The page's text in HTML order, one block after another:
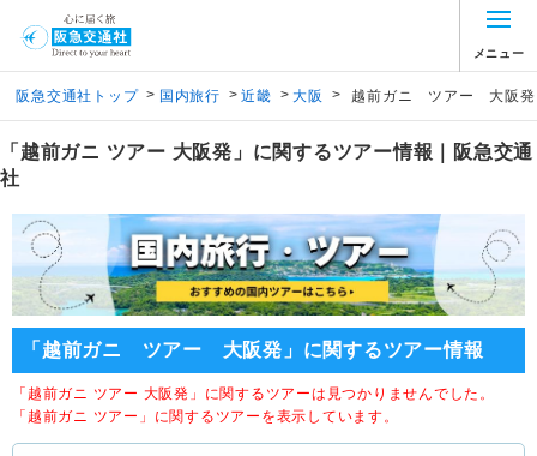
メニュー
阪急交通社トップ > 国内旅行 > 近畿 > 大阪 > 越前ガニ ツアー 大阪発
「越前ガニ ツアー 大阪発」に関するツアー情報｜阪急交通
社
「越前ガニ ツアー 大阪発」に関するツアー情報
「越前ガニ ツアー 大阪発」に関するツアーは見つかりませんでした。
「越前ガニ ツアー」に関するツアーを表示しています。